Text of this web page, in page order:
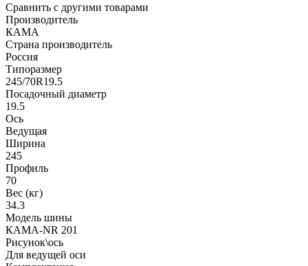
Сравнить с другими товарами
Производитель
КАМА
Страна производитель
Россия
Типоразмер
245/70R19.5
Посадочный диаметр
19.5
Ось
Ведущая
Ширина
245
Профиль
70
Вес (кг)
34.3
Модель шины
КАМА-NR 201
Рисунок\ось
Для ведущей оси